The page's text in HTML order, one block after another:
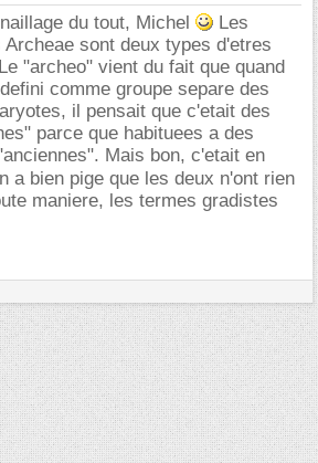
du tout, Michel
Les
sont deux types d'etres
"archeo" vient du fait que quand
comme groupe separe des
il pensait que c'etait des
parce que habituees a des
Mais bon, c'etait en
a bien pige que les deux n'ont rien
maniere, les termes gradistes